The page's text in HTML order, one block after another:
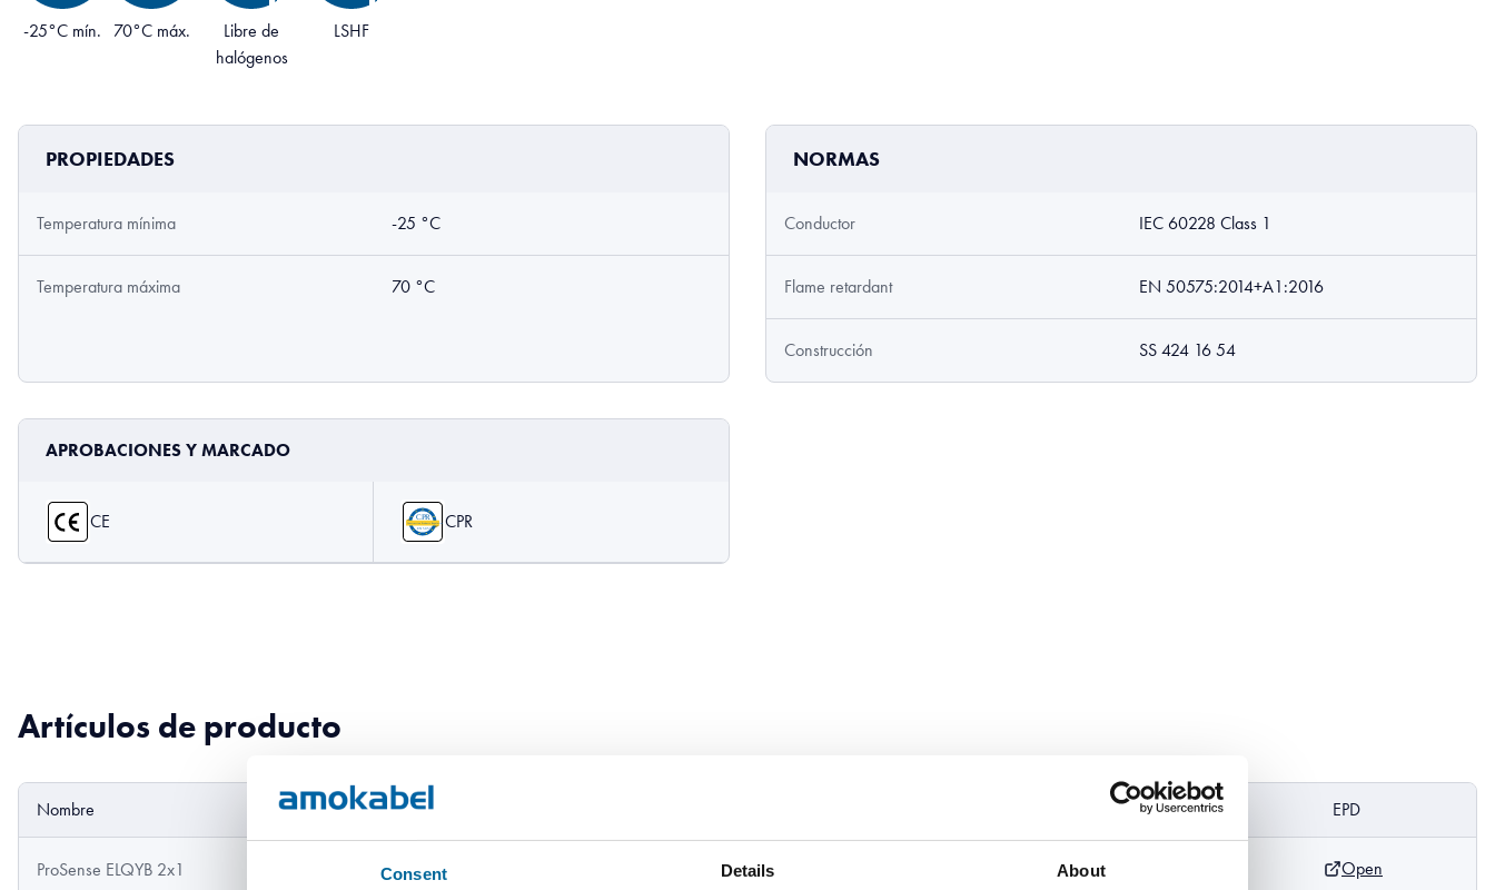
Consent Details About
-25°C mín. 70°C máx.
Libre de
halógenos
LSHF
PROPIEDADES
Temperatura mínima -25 °C
Temperatura máxima 70 °C
NORMAS
Conductor IEC 60228 Class 1
Flame retardant EN 50575:2014+A1:2016
Construcción SS 424 16 54
APROBACIONES Y MARCADO
CE CPR
Artículos de producto
Nombre Diámetro exterior DoP EPD
ProSense ELQYB 2x1 5.7 mm Open